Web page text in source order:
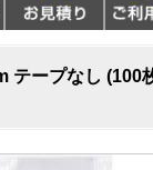
テープなし (100